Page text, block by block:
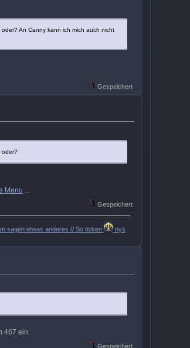
An Canny kann ich mich auch nicht
Gespeichert
oder?
Menu
Gespeichert
sagen etwas anderes // So ticken
nys
467 ein.
Gespeichert